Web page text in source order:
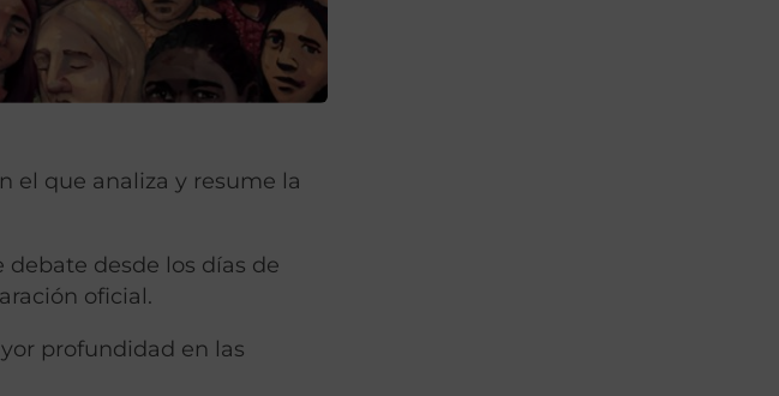
el que analiza y resume la
desde los días de
oficial.
profundidad en las